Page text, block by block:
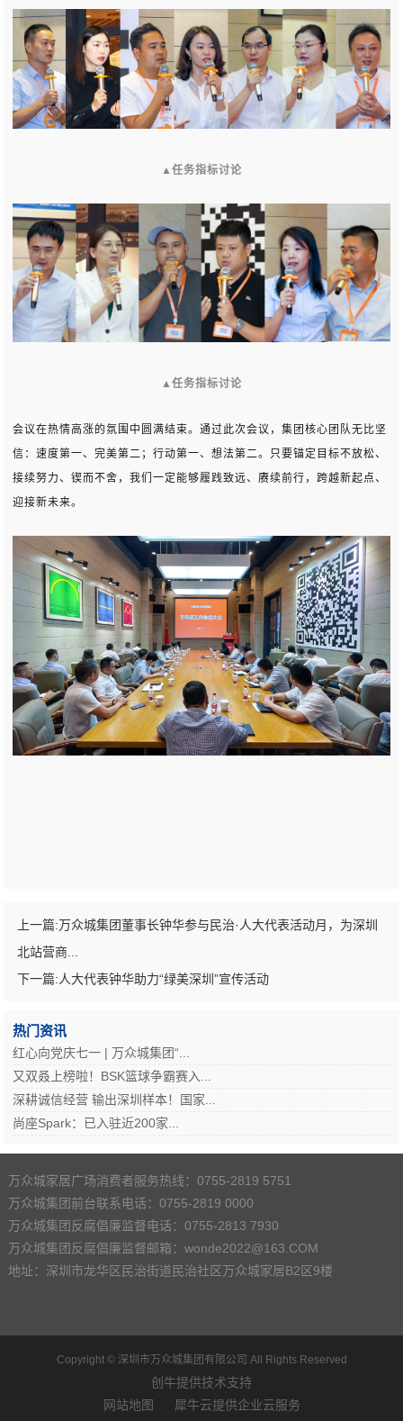
▲任务指标讨论
▲任务指标讨论
会议在热情高涨的氛围中圆满结束。通过此次会议，集团核心团队无比坚
信：速度第一、完美第二；行动第一、想法第二。只要锚定目标不放松、
接续努力、锲而不舍，我们一定能够履践致远、赓续前行，跨越新起点、
迎接新未来。
上一篇:万众城集团董事长钟华参与民治·人大代表活动月，为深圳
北站营商...
下一篇:人大代表钟华助力“绿美深圳”宣传活动
热门资讯
红心向党庆七一 | 万众城集团“...
又双叒上榜啦！BSK篮球争霸赛入...
深耕诚信经营 输出深圳样本！国家...
尚座Spark：已入驻近200家...
万众城家居广场消费者服务热线：0755-2819 5751
万众城集团前台联系电话：0755-2819 0000
万众城集团反腐倡廉监督电话：0755-2813 7930
万众城集团反腐倡廉监督邮箱：wonde2022@163.COM
地址：深圳市龙华区民治街道民治社区万众城家居B2区9楼
Copyright © 深圳市万众城集团有限公司 All Rights Reserved
创牛提供技术支持
网站地图
犀牛云提供企业云服务